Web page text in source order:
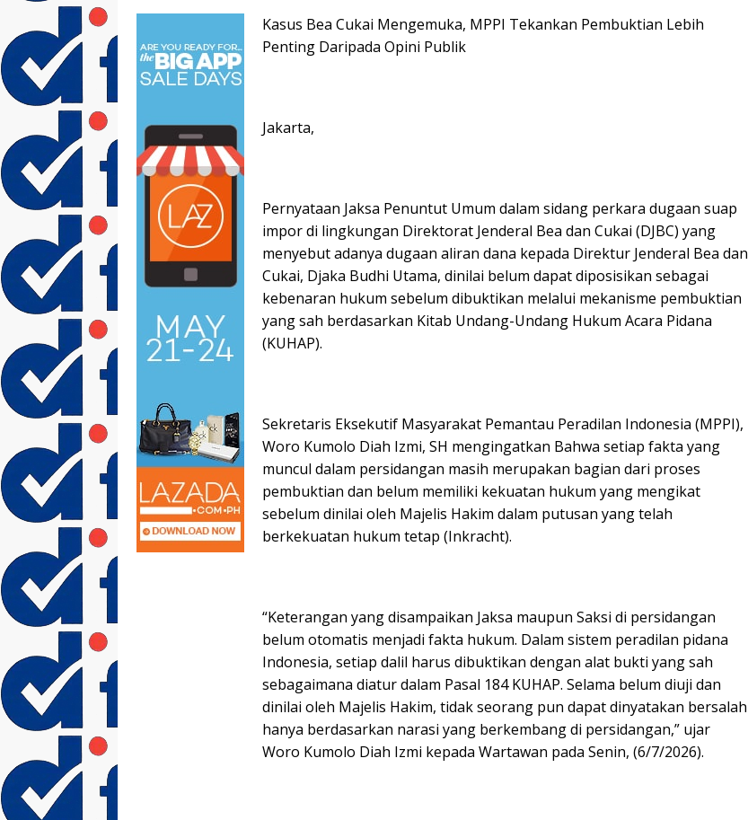
Kasus Bea Cukai Mengemuka, MPPI Tekankan Pembuktian Lebih
Penting Daripada Opini Publik
Jakarta,
Pernyataan Jaksa Penuntut Umum dalam sidang perkara dugaan suap
impor di lingkungan Direktorat Jenderal Bea dan Cukai (DJBC) yang
menyebut adanya dugaan aliran dana kepada Direktur Jenderal Bea dan
Cukai, Djaka Budhi Utama, dinilai belum dapat diposisikan sebagai
kebenaran hukum sebelum dibuktikan melalui mekanisme pembuktian
yang sah berdasarkan Kitab Undang-Undang Hukum Acara Pidana
(KUHAP).
Sekretaris Eksekutif Masyarakat Pemantau Peradilan Indonesia (MPPI),
Woro Kumolo Diah Izmi, SH mengingatkan Bahwa setiap fakta yang
muncul dalam persidangan masih merupakan bagian dari proses
pembuktian dan belum memiliki kekuatan hukum yang mengikat
sebelum dinilai oleh Majelis Hakim dalam putusan yang telah
berkekuatan hukum tetap (Inkracht).
“Keterangan yang disampaikan Jaksa maupun Saksi di persidangan
belum otomatis menjadi fakta hukum. Dalam sistem peradilan pidana
Indonesia, setiap dalil harus dibuktikan dengan alat bukti yang sah
sebagaimana diatur dalam Pasal 184 KUHAP. Selama belum diuji dan
dinilai oleh Majelis Hakim, tidak seorang pun dapat dinyatakan bersalah
hanya berdasarkan narasi yang berkembang di persidangan,” ujar
Woro Kumolo Diah Izmi kepada Wartawan pada Senin, (6/7/2026).